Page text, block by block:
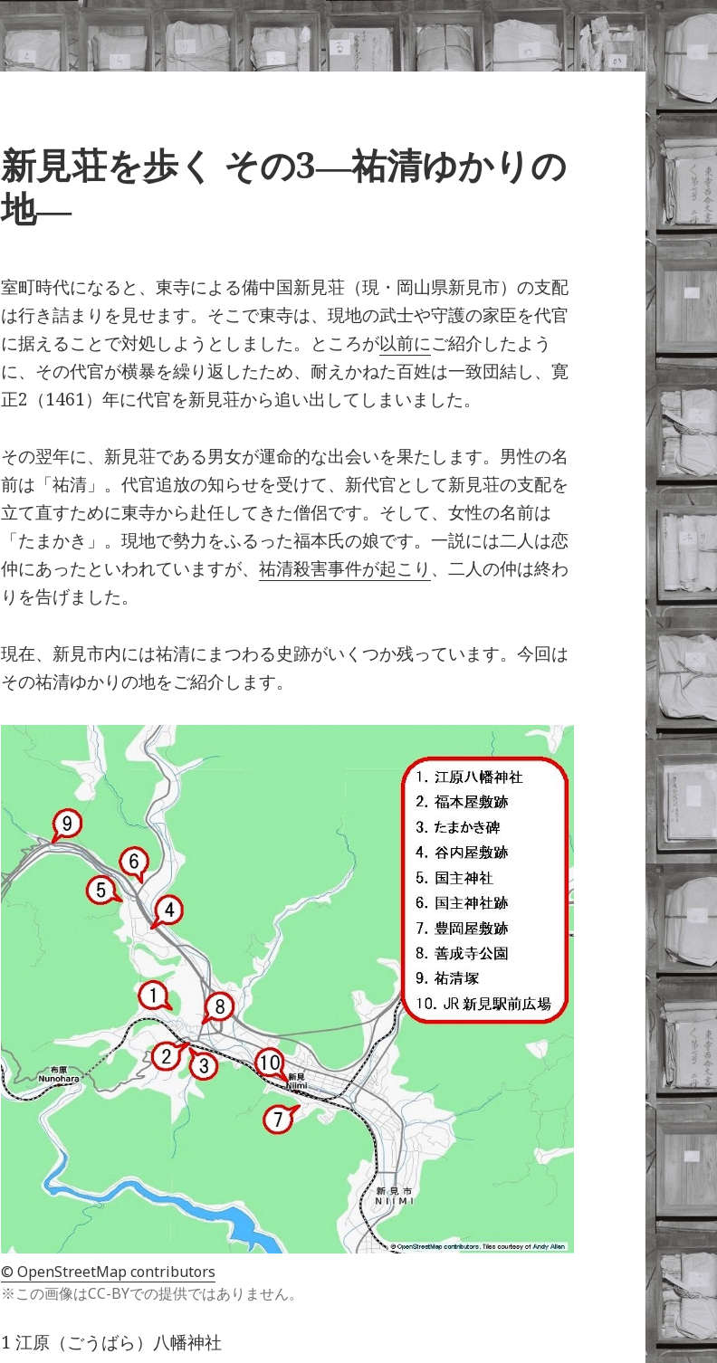
新見荘を歩く その3―祐清ゆかりの
地―
室町時代になると、東寺による備中国新見荘（現・岡山県新見市）の支配
は行き詰まりを見せます。そこで東寺は、現地の武士や守護の家臣を代官
に据えることで対処しようとしました。ところが以前にご紹介したよう
に、その代官が横暴を繰り返したため、耐えかねた百姓は一致団結し、寛
正2（1461）年に代官を新見荘から追い出してしまいました。
その翌年に、新見荘である男女が運命的な出会いを果たします。男性の名
前は「祐清」。代官追放の知らせを受けて、新代官として新見荘の支配を
立て直すために東寺から赴任してきた僧侶です。そして、女性の名前は
「たまかき」。現地で勢力をふるった福本氏の娘です。一説には二人は恋
仲にあったといわれていますが、祐清殺害事件が起こり 、二人の仲は終わ
りを告げました。
現在、新見市内には祐清にまつわる史跡がいくつか残っています。今回は
その祐清ゆかりの地をご紹介します。
© OpenStreetMap contributors
※この画像はCC-BYでの提供ではありません。
1 江原（ごうばら）八幡神社